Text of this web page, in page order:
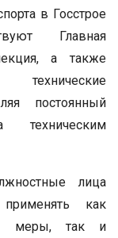
в Госстрое
Главная
а также
технические
постоянный
техническим
лица
как
меры, так и